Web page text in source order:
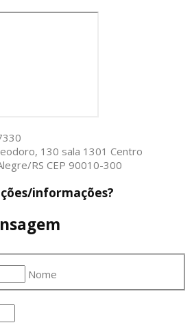
130 sala 1301 Centro
RS CEP 90010-300
informações?
Nome